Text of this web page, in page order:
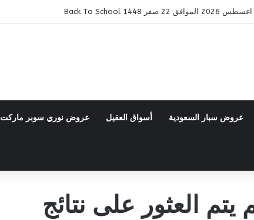
عروض سبار السعودية أسواق العقيل عروض نوري سوبر ماركت
يتم العثور على نتائج